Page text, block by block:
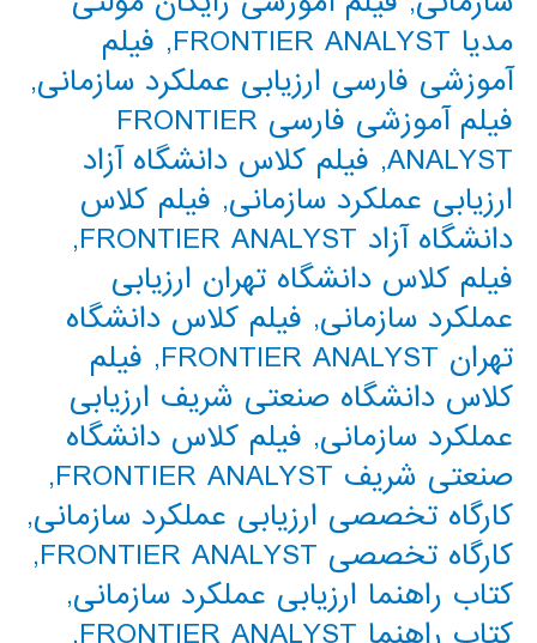
مدیا FRONTIER ANALYST
, فیلم
آموزشی فارسی ارزیابی عملکرد سازمانی,
فیلم آموزشی فارسی FRONTIER
ANALYST
, فیلم کلاس دانشگاه آزاد
ارزیابی عملکرد سازمانی, فیلم کلاس
دانشگاه آزاد FRONTIER ANALYST
,
فیلم کلاس دانشگاه تهران ارزیابی
عملکرد سازمانی, فیلم کلاس دانشگاه
تهران FRONTIER ANALYST
, فیلم
کلاس دانشگاه صنعتی شریف ارزیابی
عملکرد سازمانی, فیلم کلاس دانشگاه
صنعتی شریف FRONTIER ANALYST
,
کارگاه تخصصی ارزیابی عملکرد سازمانی,
کارگاه تخصصی FRONTIER ANALYST
,
کتاب راهنما ارزیابی عملکرد سازمانی,